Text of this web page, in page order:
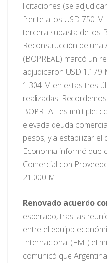
licitaciones (se
frente a los USD 750 M
tercera subasta de los
Reconstrucción de una
(BOPREAL) marcó un
adjudicaron USD 1.179
1.304 M en estas tres
realizadas.
BOPREAL es múltiple:
elevada deuda
pesos; y a estabilizar el
Economía informó que
Comercial con
21.000 M.
Renovado acuerdo
esperado, tras las
entre el equipo
Internacional (FMI) el
comunicó que